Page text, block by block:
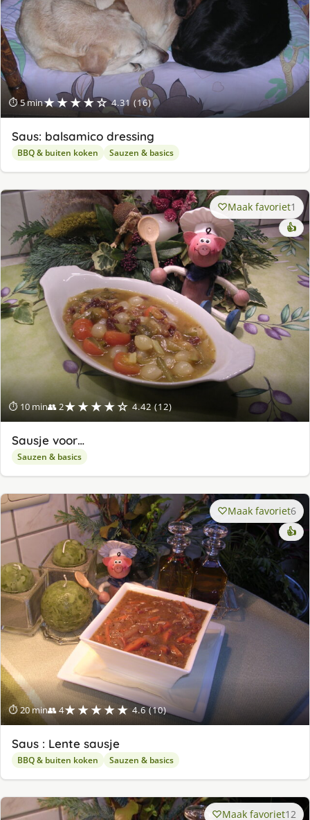
⏱ 5 min★★★★☆ 4.31 (16)
Saus: balsamico dressing
BBQ & buiten koken Sauzen & basics
⏱ 10 min👥 2★★★★☆ 4.42 (12)
Maak favoriet1
👍
Sausje voor…
Sauzen & basics
⏱ 20 min👥 4★★★★★ 4.6 (10)
Maak favoriet6
👍
Saus : Lente sausje
BBQ & buiten koken Sauzen & basics
Maak favoriet12